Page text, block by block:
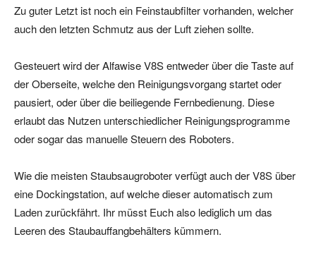
Zu guter Letzt ist noch ein Feinstaubfilter vorhanden, welcher
auch den letzten Schmutz aus der Luft ziehen sollte.
Gesteuert wird der Alfawise V8S entweder über die Taste auf
der Oberseite, welche den Reinigungsvorgang startet oder
pausiert, oder über die beiliegende Fernbedienung. Diese
erlaubt das Nutzen unterschiedlicher Reinigungsprogramme
oder sogar das manuelle Steuern des Roboters.
Wie die meisten Staubsaugroboter verfügt auch der V8S über
eine Dockingstation, auf welche dieser automatisch zum
Laden zurückfährt. Ihr müsst Euch also lediglich um das
Leeren des Staubauffangbehälters kümmern.